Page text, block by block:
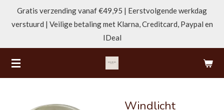
direct
hoofdinhoud
Gratis verzending vanaf €49,95 | Eerstvolgende werkdag
verstuurd | Veilige betaling met Klarna, Creditcard, Paypal en
IDeal
Windlicht